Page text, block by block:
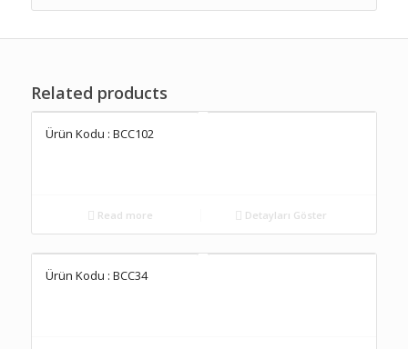
Related products
Ürün Kodu : BCC102
Read more Detayları Göster
Ürün Kodu : BCC34